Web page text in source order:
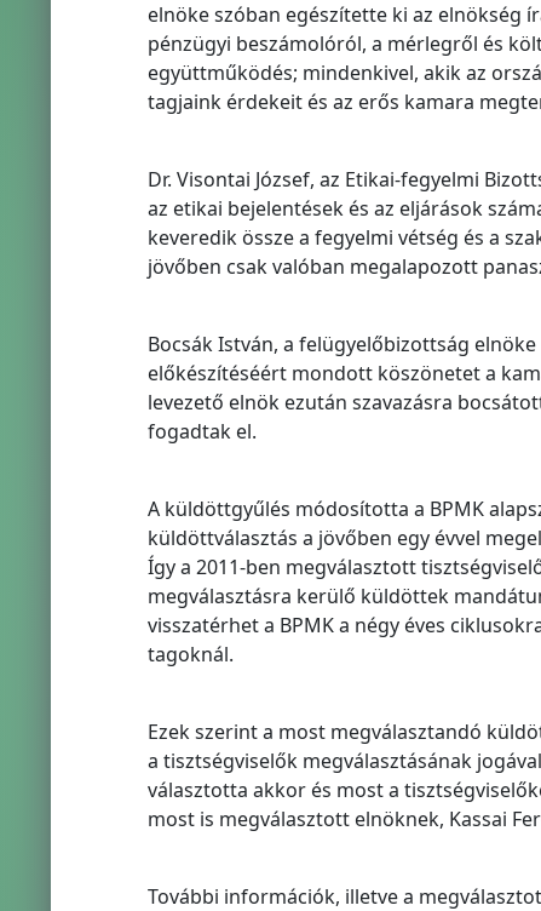
elnöke szóban egészítette ki az elnökség
pénzügyi beszámolóról, a mérlegről és
együttműködés; mindenkivel, akik az
tagjaink érdekeit és az erős kamara
Dr. Visontai József, az Etikai-fegyelmi
az etikai bejelentések és az eljárások
keveredik össze a fegyelmi vétség és a
jövőben csak valóban megalapozott
Bocsák István, a felügyelőbizottság
előkészítéséért mondott köszönetet a
levezető elnök ezután szavazásra
fogadtak el.
A küldöttgyűlés módosította a BPMK
küldöttválasztás a jövőben egy évvel
Így a 2011-ben megválasztott
megválasztásra kerülő küldöttek
visszatérhet a BPMK a négy éves
tagoknál.
Ezek szerint a most megválasztandó
a tisztségviselők megválasztásának
választotta akkor és most a
most is megválasztott elnöknek, Kassai
További információk, illetve a